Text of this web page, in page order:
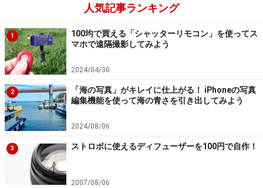
のが難しい場面でも撮影がしやすくなります。自撮りや
集合写真はもちろん、花火や夜景、風景、接近しながら
撮るのが難しい動物や昆虫、さらにはスポーツシーンな
ど、活用したくなる機会はたくさんあるでしょう。
シャッターチャンスが増え、写真表現の幅も広がるは
ず。おでかけ時や記念写真の撮影の際に、ぜひ使ってみ
てはいかがでしょうか。
※記事内容は執筆時点のものです。最新の内容をご確認くださ
人気記事ランキング
1
100均で買える「シャッターリモコン」を使ってス
マホで遠隔撮影してみよう
2024/04/30
2
「海の写真」がキレイに仕上がる！ iPhoneの写真
編集機能を使って海の青さを引き出してみよう
2024/08/06
3 ストロボに使えるディフューザーを100円で自作！
2007/08/06